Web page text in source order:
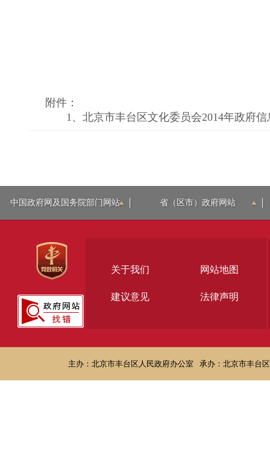
附件：
1、 北京市丰台区文化委员会2014年政府
中国政府网及国务院部门网站 省（区市）政府网站
关于我们 网站地图
建议意见 法律声明
主办：北京市丰台区人民政府办公室 承办：北京市丰台